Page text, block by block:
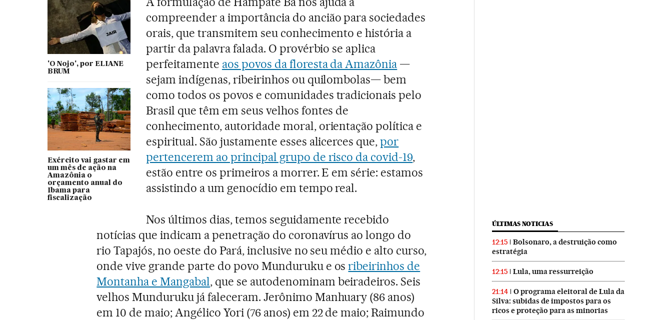
'O Nojo', por ELIANE
BRUM
Exército vai gastar em
um mês de ação na
Amazônia o
orçamento anual do
Ibama para
fiscalização
compreender a importância do ancião para sociedades
orais, que transmitem seu conhecimento e história a
partir da palavra falada. O provérbio se aplica
perfeitamente aos povos da floresta da Amazônia —
sejam indígenas, ribeirinhos ou quilombolas— bem
como todos os povos e comunidades tradicionais pelo
Brasil que têm em seus velhos fontes de
conhecimento, autoridade moral, orientação política e
espiritual. São justamente esses alicerces que,por
pertencerem ao principal grupo de risco da covid-19,
estão entre os primeiros a morrer. E em série: estamos
assistindo a um genocídio em tempo real.
Nos últimos dias, temos seguidamente recebido
notícias que indicam a penetração do coronavírus ao longo do
rio Tapajós, no oeste do Pará, inclusive no seu médio e alto curso,
onde vive grande parte do povo Munduruku e osribeirinhos de
Montanha e Mangabal, que se autodenominam beiradeiros. Seis
velhos Munduruku já faleceram. Jerônimo Manhuary (86 anos)
em 10 de maio; Angélico Yori (76 anos) em 22 de maio; Raimundo
ÚLTIMAS NOTICIAS
12:15
Bolsonaro, a destruição como
estratégia
12:15 Lula, uma ressurreição
21:14
O programa eleitoral de Lula da
Silva: subidas de impostos para os
ricos e proteção para as minorias